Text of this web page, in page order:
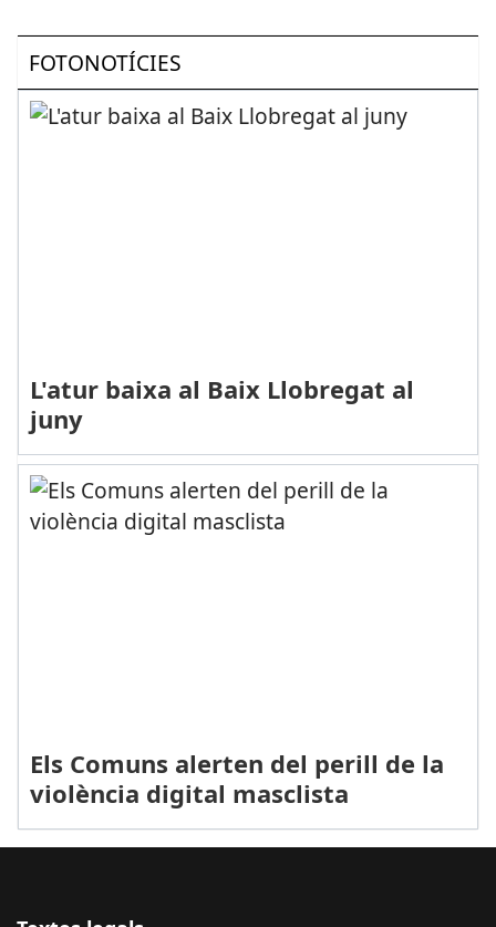
FOTONOTÍCIES
L'atur baixa al Baix Llobregat al
juny
Els Comuns alerten del perill de la
violència digital masclista